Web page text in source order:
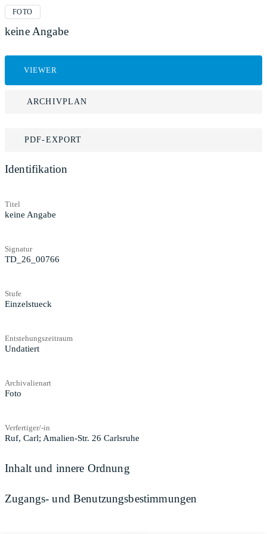
FOTO
keine Angabe
VIEWER
ARCHIVPLAN
PDF-EXPORT
Identifikation
Titel
keine Angabe
Signatur
TD_26_00766
Stufe
Einzelstueck
Entstehungszeitraum
Undatiert
Archivalienart
Foto
Verfertiger/-in
Ruf, Carl; Amalien-Str. 26 Carlsruhe
Inhalt und innere Ordnung
Zugangs- und Benutzungsbestimmungen